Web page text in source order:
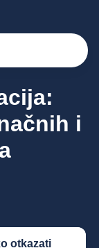
i
otkazati